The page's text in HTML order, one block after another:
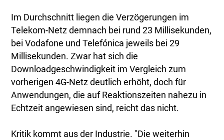
Im Durchschnitt liegen die Verzögerungen im
Telekom-Netz demnach bei rund 23 Millisekunden,
bei Vodafone und Telefónica jeweils bei 29
Millisekunden. Zwar hat sich die
Downloadgeschwindigkeit im Vergleich zum
vorherigen 4G-Netz deutlich erhöht, doch für
Anwendungen, die auf Reaktionszeiten nahezu in
Echtzeit angewiesen sind, reicht das nicht.
Kritik kommt aus der Industrie. "Die weiterhin